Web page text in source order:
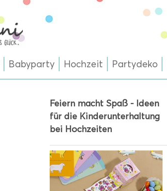
Babyparty Hochzeit Partydeko
Feiern macht Spaß - Ideen
für die Kinderunterhaltung
bei Hochzeiten